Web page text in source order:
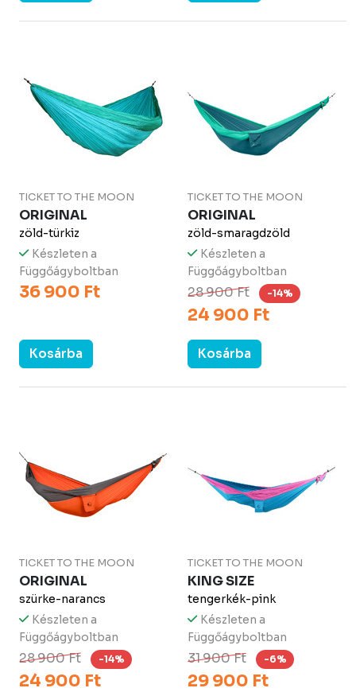
TICKET TO THE MOON
ORIGINAL
zöld-türkiz
Készleten a
Függőágyboltban
36 900 Ft
Kosárba
TICKET TO THE MOON
ORIGINAL
zöld-smaragdzöld
Készleten a
Függőágyboltban
28 900 Ft -14%
24 900 Ft
Kosárba
TICKET TO THE MOON
ORIGINAL
szürke-narancs
Készleten a
Függőágyboltban
28 900 Ft -14%
24 900 Ft
TICKET TO THE MOON
KING SIZE
tengerkék-pink
Készleten a
Függőágyboltban
31 900 Ft -6%
29 900 Ft